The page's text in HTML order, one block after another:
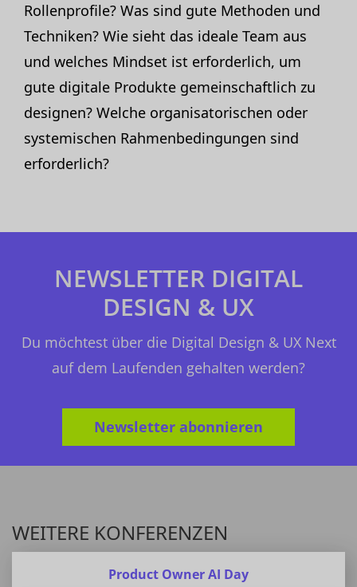
Rollenprofile? Was sind gute Methoden und
Techniken? Wie sieht das ideale Team aus
und welches Mindset ist erforderlich, um
gute digitale Produkte gemeinschaftlich zu
designen? Welche organisatorischen oder
systemischen Rahmenbedingungen sind
erforderlich?
NEWSLETTER DIGITAL
DESIGN & UX
Du möchtest über die Digital Design & UX Next
auf dem Laufenden gehalten werden?
Newsletter abonnieren
WEITERE KONFERENZEN
Product Owner AI Day